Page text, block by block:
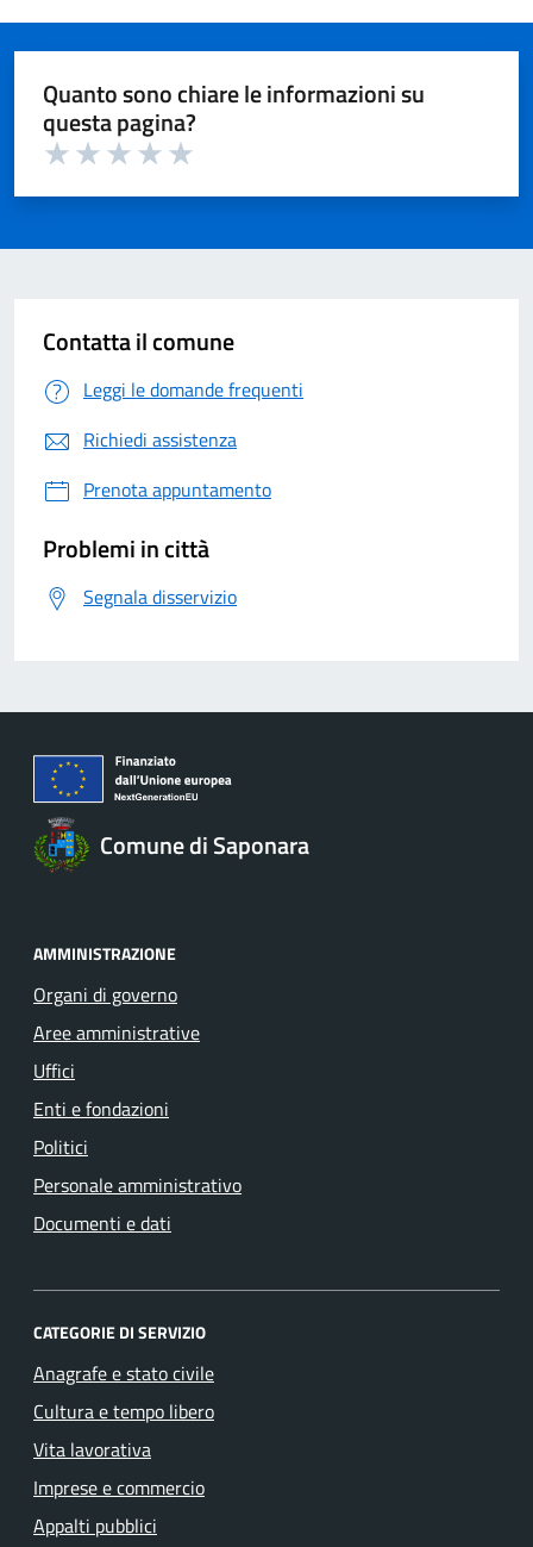
Quanto sono chiare le informazioni su
questa pagina?
Contatta il comune
Leggi le domande frequenti
Richiedi assistenza
Prenota appuntamento
Problemi in città
Segnala disservizio
Comune di Saponara
AMMINISTRAZIONE
Organi di governo
Aree amministrative
Uffici
Enti e fondazioni
Politici
Personale amministrativo
Documenti e dati
CATEGORIE DI SERVIZIO
Anagrafe e stato civile
Cultura e tempo libero
Vita lavorativa
Imprese e commercio
Appalti pubblici